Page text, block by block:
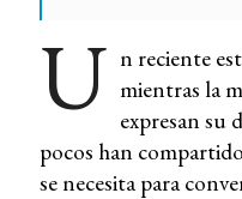
U n reciente
mientras la
expresan su
pocos han
se necesita para